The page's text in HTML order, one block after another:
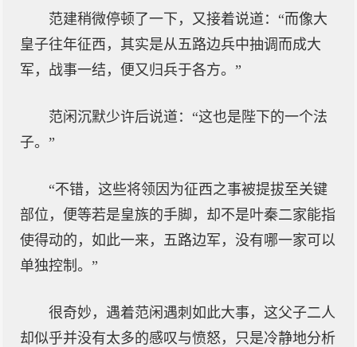
范建稍微停顿了一下，又接着说道：“而像大
皇子往年征西，其实是从五路边兵中抽调而成大
军，战事一结，便又归兵于各方。”
范闲沉默少许后说道：“这也是陛下的一个法
子。”
“不错，这些将领因为征西之事被提拔至关键
部位，便等若是皇族的手脚，却不是叶秦二家能指
使得动的，如此一来，五路边军，没有哪一家可以
单独控制。”
很奇妙，遇着范闲遇刺如此大事，这父子二人
却似乎并没有太多的感叹与愤怒，只是冷静地分析